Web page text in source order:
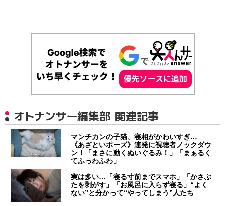
オトナンサー編集部 関連記事
マンチカンの子猫、寝相がかわいすぎ…
《あざといポーズ》連発に視聴者ノックダウ
ン！「まさに動くぬいぐるみ！」「まぁるく
てふっわふわ」
実は多い…「寝る寸前までスマホ」「かさぶ
たを剥がす」「お風呂に入らず寝る」“よく
ない”と分かって“やってしまう”人たち